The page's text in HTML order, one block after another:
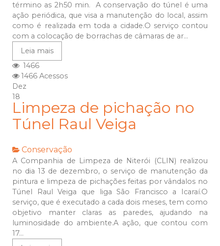
término as 2h50 min. A conservação do túnel é uma
ação periódica, que visa a manutenção do local, assim
como é realizada em toda a cidade.O serviço contou
com a colocação de borrachas de câmaras de ar...
Leia mais
1466
1466 Acessos
Dez
18
Limpeza de pichação no
Túnel Raul Veiga
Conservação
A Companhia de Limpeza de Niterói (CLIN) realizou
no dia 13 de dezembro, o serviço de manutenção da
pintura e limpeza de pichações feitas por vândalos no
Túnel Raul Veiga que liga São Francisco a Icaraí.O
serviço, que é executado a cada dois meses, tem como
objetivo manter claras as paredes, ajudando na
luminosidade do ambiente.A ação, que contou com
17...